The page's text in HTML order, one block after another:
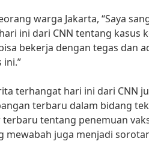
warga Jakarta, “Saya
ini dari CNN tentang kasus
bekerja dengan tegas dan
ini.”
terhangat hari ini dari CNN
terbaru dalam bidang
terbaru tentang penemuan
mewabah juga menjadi